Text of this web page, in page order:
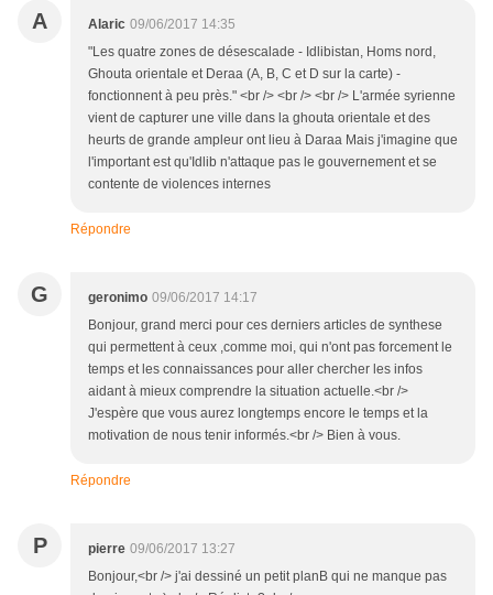
A Alaric 09/06/2017 14:35
"Les quatre zones de désescalade - Idlibistan, Homs nord,
Ghouta orientale et Deraa (A, B, C et D sur la carte) -
fonctionnent à peu près." <br /> <br /> <br /> L'armée syrienne
vient de capturer une ville dans la ghouta orientale et des
heurts de grande ampleur ont lieu à Daraa Mais j'imagine que
l'important est qu'Idlib n'attaque pas le gouvernement et se
contente de violences internes
Répondre
G geronimo 09/06/2017 14:17
Bonjour, grand merci pour ces derniers articles de synthese
qui permettent à ceux ,comme moi, qui n'ont pas forcement le
temps et les connaissances pour aller chercher les infos
aidant à mieux comprendre la situation actuelle.<br />
J'espère que vous aurez longtemps encore le temps et la
motivation de nous tenir informés.<br /> Bien à vous.
Répondre
P pierre 09/06/2017 13:27
Bonjour,<br /> j'ai dessiné un petit planB qui ne manque pas